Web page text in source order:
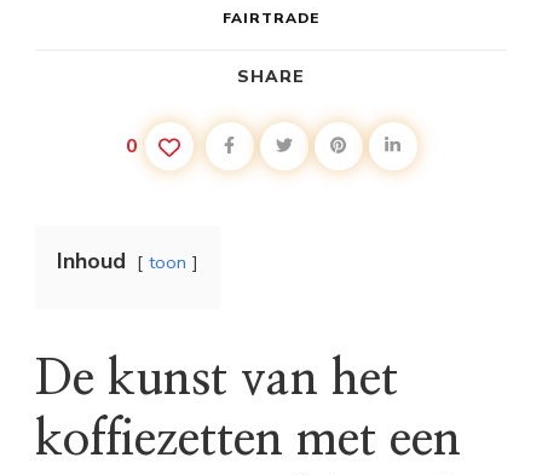
FAIRTRADE
SHARE
0
Inhoud toon
De kunst van het
koffiezetten met een